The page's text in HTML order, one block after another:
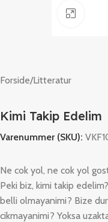
Forside/Litteratur
Kimi Takip Edelim
Varenummer (SKU):
Ne cok yol, ne cok yol
Peki biz, kimi takip
belli olmayanimi? Bize
cikmayanimi? Yoksa